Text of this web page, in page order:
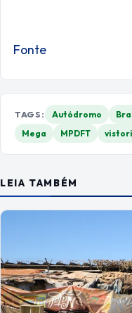
Fonte
TAGS: Autódromo
Mega
MPDFT
LEIA TAMBÉM